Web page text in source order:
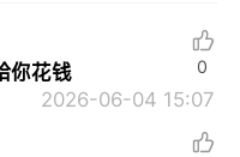
你花钱
2026-06-04 15:07
0